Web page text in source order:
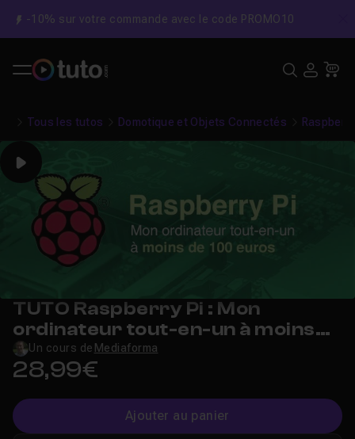
-10% sur votre commande avec le code PROMO10
Tous les tutos Domotique et Objets Connectés
Play
TUTO Raspberry Pi : Mon
ordinateur tout-en-un à moins
de 100 euros
Un cours de Mediaforma
28,99€
Ajouter au panier